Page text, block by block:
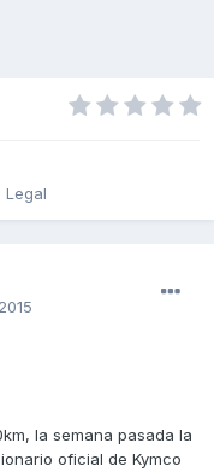
Legal
la semana pasada la
oficial de Kymco